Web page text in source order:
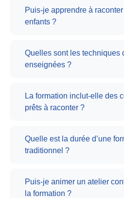
Puis-je apprendre à
enfants ?
Quelles sont les techniques
enseignées ?
La formation inclut-elle des
prêts à raconter ?
Quelle est la durée d’une
traditionnel ?
Puis-je animer un atelier
la formation ?